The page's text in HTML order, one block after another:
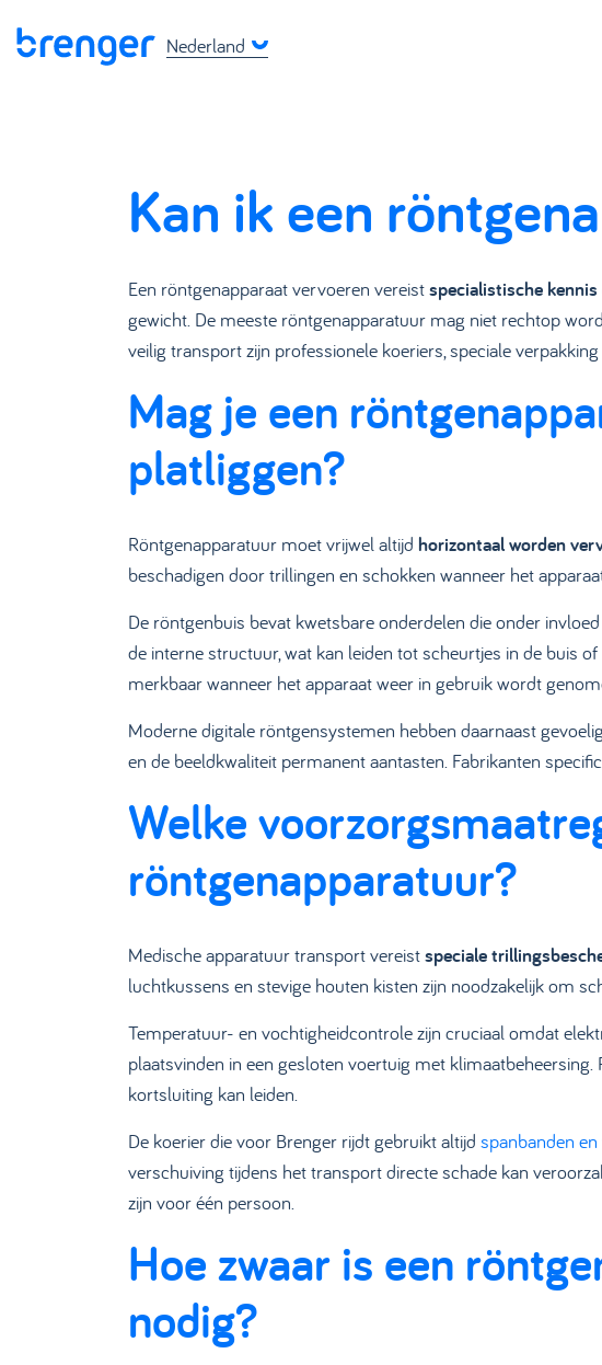
Nederland
Kan ik een
Een röntgenapparaat vervoeren vereistspecialistische
gewicht. De meeste röntgenapparatuur mag niet rechtop
veilig transport zijn professionele koeriers, speciale
Mag je een
platliggen?
Röntgenapparatuur moet vrijwel altijd horizontaal worden
beschadigen door trillingen en schokken wanneer het
De röntgenbuis bevat kwetsbare onderdelen die onder
de interne structuur, wat kan leiden tot scheurtjes in de buis
merkbaar wanneer het apparaat weer in gebruik wordt
Moderne digitale röntgensystemen hebben daarnaast
en de beeldkwaliteit permanent aantasten. Fabrikanten
Welke
röntgenapparatuur?
Medische apparatuur transport vereistspeciale
luchtkussens en stevige houten kisten zijn noodzakelijk om
Temperatuur- en vochtigheidcontrole zijn cruciaal omdat
plaatsvinden in een gesloten voertuig met
kortsluiting kan leiden.
De koerier die voor Brenger rijdt gebruikt altijd spanbanden
verschuiving tijdens het transport directe schade kan
zijn voor één persoon.
Hoe zwaar is een
nodig?